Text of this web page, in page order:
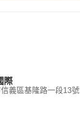
際
義區基隆路一段13號